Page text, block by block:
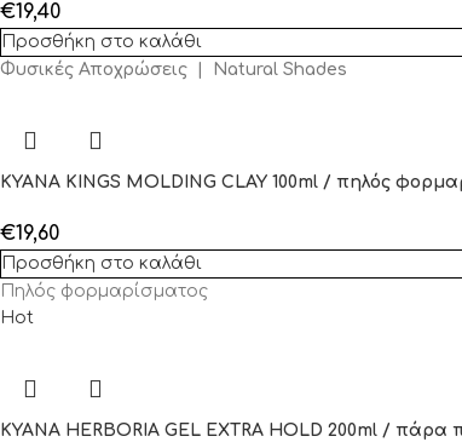
€19,40
Προσθήκη στο καλάθι
Φυσικές Αποχρώσεις | Natural Shades
KYANA KINGS MOLDING CLAY 100ml / πηλός
€19,60
Προσθήκη στο καλάθι
Πηλός φορμαρίσματος
Hot
KYANA HERBORIA GEL EXTRA HOLD 200ml /